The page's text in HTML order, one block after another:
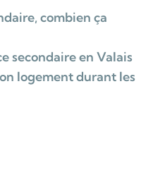
combien ça
secondaire en Valais
logement durant les